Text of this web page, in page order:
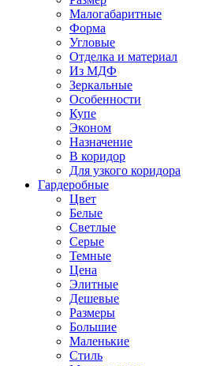
Малогабаритные
Форма
Угловые
Отделка и материал
Из МДФ
Зеркальные
Особенности
Купе
Эконом
Назначение
В коридор
Для узкого коридора
Гардеробные
Цвет
Белые
Светлые
Серые
Темные
Цена
Элитные
Дешевые
Размеры
Большие
Маленькие
Стиль